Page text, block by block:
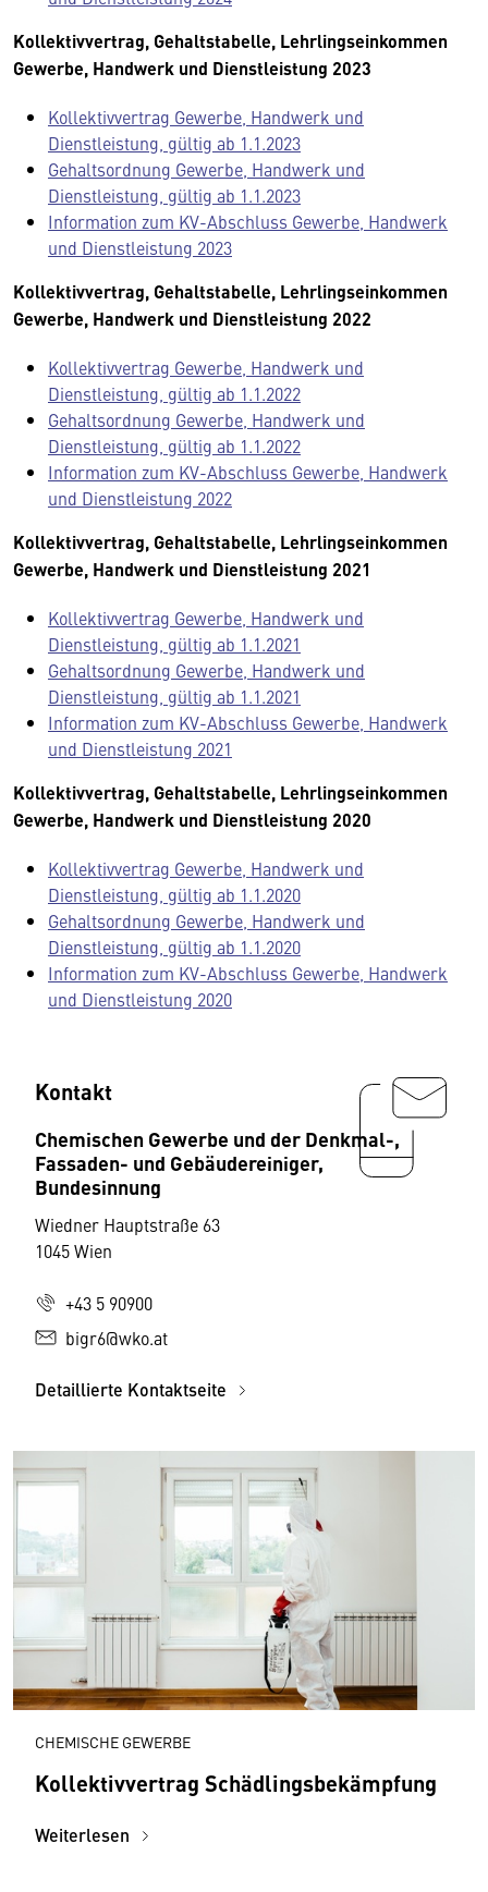
Kollektivvertrag, Gehaltstabelle, Lehrlingseinkommen
Gewerbe, Handwerk und Dienstleistung 2023
Kollektivvertrag Gewerbe, Handwerk und
Dienstleistung, gültig ab 1.1.2023
Gehaltsordnung Gewerbe, Handwerk und
Dienstleistung, gültig ab 1.1.2023
Information zum KV-Abschluss Gewerbe, Handwerk
und Dienstleistung 2023
Kollektivvertrag, Gehaltstabelle, Lehrlingseinkommen
Gewerbe, Handwerk und Dienstleistung 2022
Kollektivvertrag Gewerbe, Handwerk und
Dienstleistung, gültig ab 1.1.2022
Gehaltsordnung Gewerbe, Handwerk und
Dienstleistung, gültig ab 1.1.2022
Information zum KV-Abschluss Gewerbe, Handwerk
und Dienstleistung 2022
Kollektivvertrag, Gehaltstabelle, Lehrlingseinkommen
Gewerbe, Handwerk und Dienstleistung 2021
Kollektivvertrag Gewerbe, Handwerk und
Dienstleistung, gültig ab 1.1.2021
Gehaltsordnung Gewerbe, Handwerk und
Dienstleistung, gültig ab 1.1.2021
Information zum KV-Abschluss Gewerbe, Handwerk
und Dienstleistung 2021
Kollektivvertrag, Gehaltstabelle, Lehrlingseinkommen
Gewerbe, Handwerk und Dienstleistung 2020
Kollektivvertrag Gewerbe, Handwerk und
Dienstleistung, gültig ab 1.1.2020
Gehaltsordnung Gewerbe, Handwerk und
Dienstleistung, gültig ab 1.1.2020
Information zum KV-Abschluss Gewerbe, Handwerk
und Dienstleistung 2020
Kontakt
Chemischen Gewerbe und der Denkmal-,
Fassaden- und Gebäudereiniger,
Bundesinnung
Wiedner Hauptstraße 63
1045 Wien
+43 5 90900
bigr6@wko.at
Detaillierte Kontaktseite
CHEMISCHE GEWERBE
Kollektivvertrag Schädlingsbekämpfung
Weiterlesen